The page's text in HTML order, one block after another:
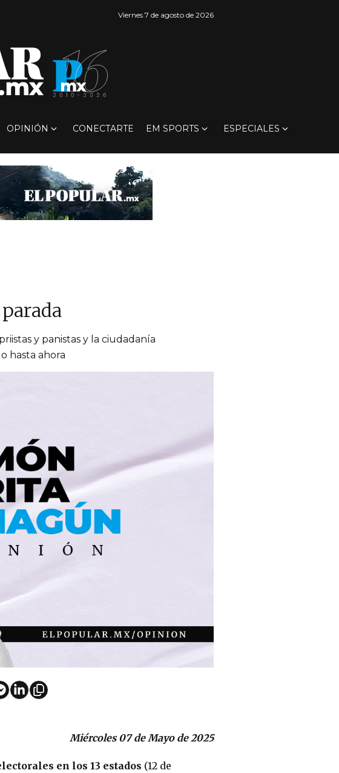
Viernes 7 de agosto de 2026
OPINIÓN CONECTARTE EM SPORTS ESPECIALES
y panistas y la ciudadanía
hasta ahora
Miércoles 07 de Mayo de 2025
en los 13 estados (12 de